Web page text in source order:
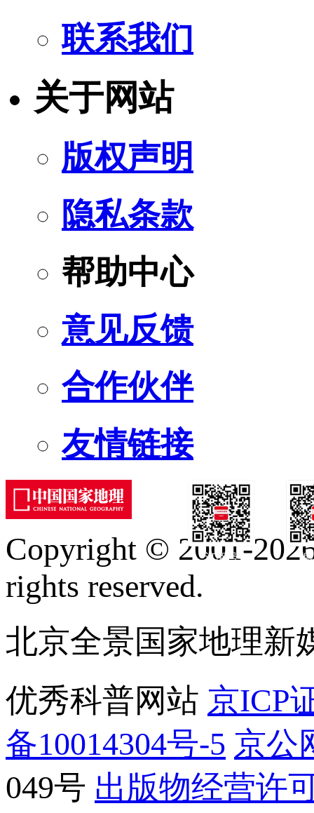
联系我们
关于网站
版权声明
隐私条款
帮助中心
意见反馈
合作伙伴
友情链接
订阅号
Copyright © 2001-
rights reserved.
北京全景国家地理新
优秀科普网站 京ICP
备10014304号-5 京公
049号 出版物经营许